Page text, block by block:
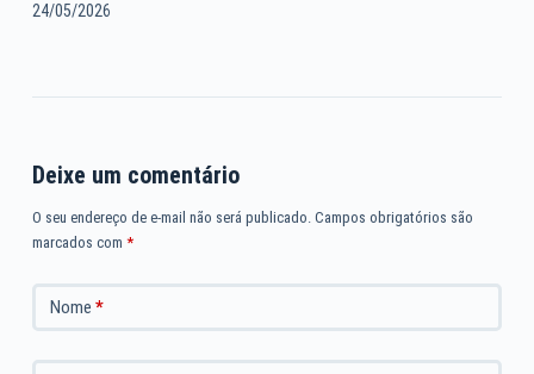
24/05/2026
Deixe um comentário
O seu endereço de e-mail não será publicado. Campos obrigatórios são
marcados com *
Nome *